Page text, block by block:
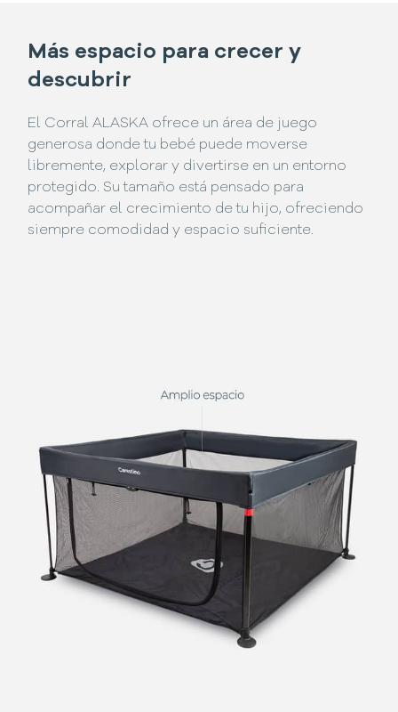
Más espacio para crecer y
descubrir
El Corral ALASKA ofrece un área de juego
generosa donde tu bebé puede moverse
libremente, explorar y divertirse en un entorno
protegido. Su tamaño está pensado para
acompañar el crecimiento de tu hijo, ofreciendo
siempre comodidad y espacio suficiente.